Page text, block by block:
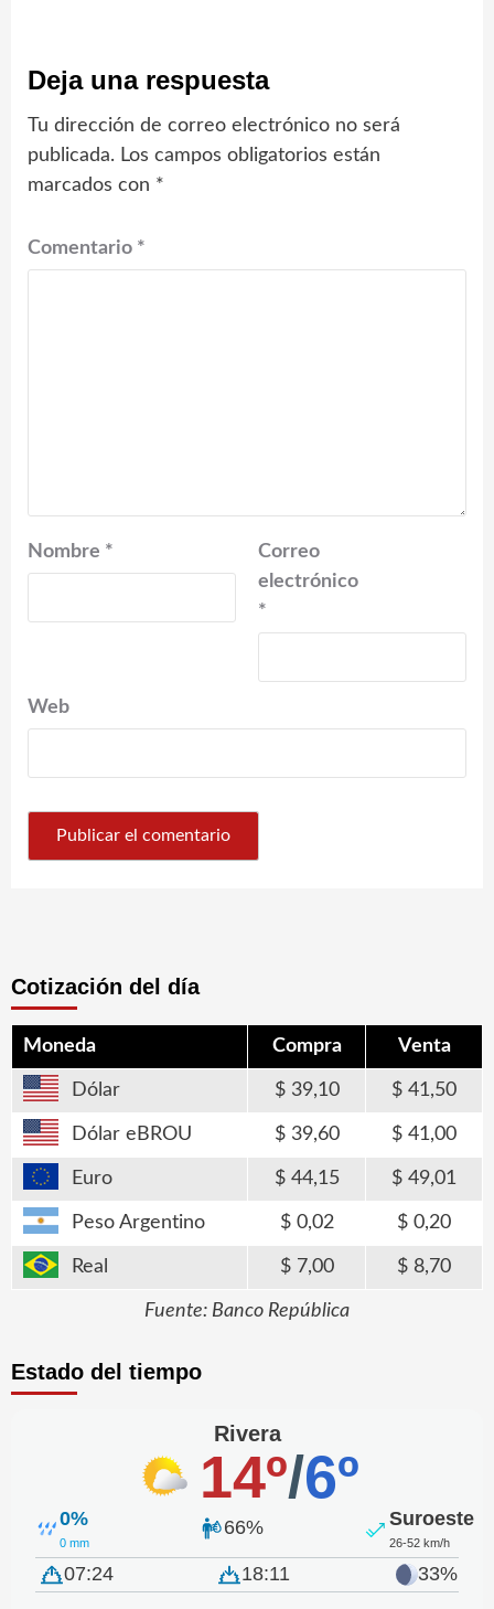
Deja una respuesta
Tu dirección de correo electrónico no será
publicada. Los campos obligatorios están
marcados con *
Comentario *
Nombre *
Correo
electrónico
*
Web
Cotización del día
Moneda Compra Venta
Dólar 39,10 41,50
Dólar eBROU 39,60 41,00
Euro 44,15 49,01
Peso Argentino 0,02 0,20
Real 7,00 8,70
Fuente: Banco República
Estado del tiempo
Rivera
14º/6º
0%
0 mm
66% Suroeste
26-52 km/h
07:24 18:11 33%